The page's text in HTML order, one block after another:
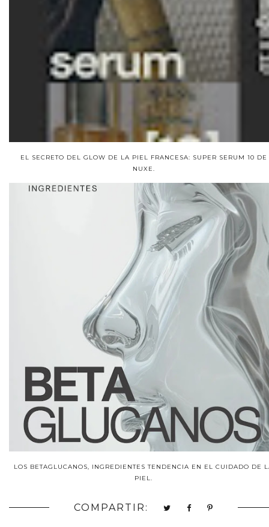
EL SECRETO DEL GLOW DE LA PIEL FRANCESA: SUPER SERUM 10 DE
NUXE.
LOS BETAGLUCANOS, INGREDIENTES TENDENCIA EN EL CUIDADO DE
PIEL.
COMPARTIR: